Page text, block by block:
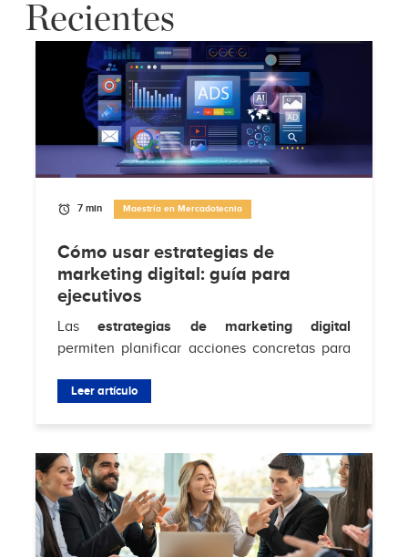
Recientes
7 min Maestría en Mercadotecnia
Cómo usar estrategias de
marketing digital: guía para
ejecutivos
Lasestrategias de marketing digital
permiten planificar acciones concretas para
fortalecer la relación con la audiencia en...
Leer artículo